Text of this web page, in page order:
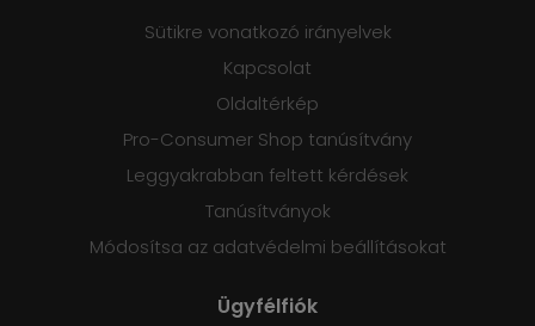
Sütikre vonatkozó irányelvek
Kapcsolat
Oldaltérkép
Pro-Consumer Shop tanúsítvány
Leggyakrabban feltett kérdések
Tanúsítványok
Módosítsa az adatvédelmi beállításokat
Ügyfélfiók